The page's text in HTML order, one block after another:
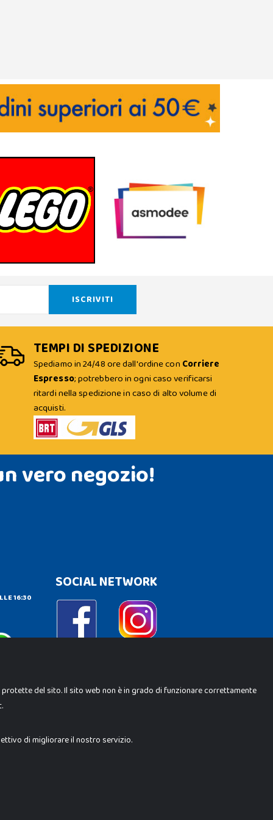
TEMPI DI SPEDIZIONE
Spediamo in 24/48 ore dall'ordine con Corriere
Espresso; potrebbero in ogni caso verificarsi
ritardi nella spedizione in caso di alto volume di
acquisti.
vero negozio!
16:30
SOCIAL NETWORK
Srl. Ogni riproduzione o utilizzo non espressamente
differire da quanto esposto in negozio.
(MI)
del sito. Il sito web non è in grado di funzionare correttamente
di migliorare il nostro servizio.